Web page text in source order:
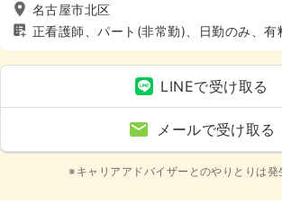
名古屋市北区
正看護師、パート(非常勤)、日勤のみ、有
護・福祉系
LINEで受け取る
メールで受け取る
※キャリアアドバイザーとのやりとりは発